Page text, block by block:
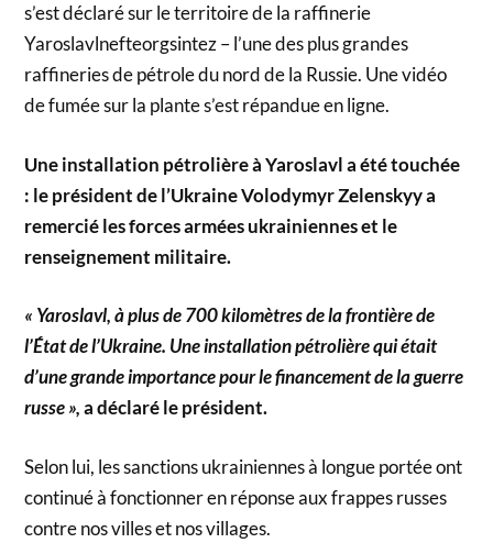
s’est déclaré sur le territoire de la raffinerie
Yaroslavlnefteorgsintez – l’une des plus grandes
raffineries de pétrole du nord de la Russie. Une vidéo
de fumée sur la plante s’est répandue en ligne.
Une installation pétrolière à Yaroslavl a été touchée
: le président de l’Ukraine Volodymyr Zelenskyy a
remercié les forces armées ukrainiennes et le
renseignement militaire.
« Yaroslavl, à plus de 700 kilomètres de la frontière de
l’État de l’Ukraine. Une installation pétrolière qui était
d’une grande importance pour le financement de la guerre
russe »,a déclaré le président.
Selon lui, les sanctions ukrainiennes à longue portée ont
continué à fonctionner en réponse aux frappes russes
contre nos villes et nos villages.